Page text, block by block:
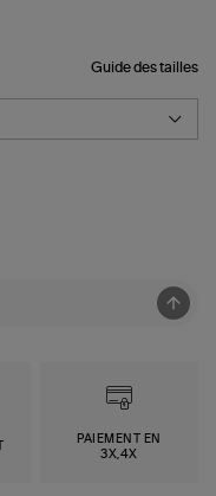
Guide des tailles
PAIEMENT EN
3X,4X